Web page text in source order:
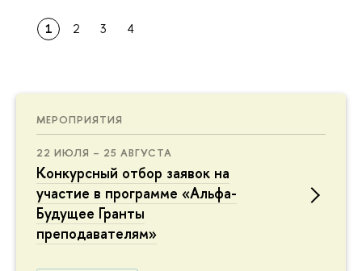
МЕРОПРИЯТИЯ
22 ИЮЛЯ – 25 АВГУСТА
Конкурсный отбор заявок на
участие в программе «Альфа-
Будущее Гранты
преподавателям»
1 2 3 4